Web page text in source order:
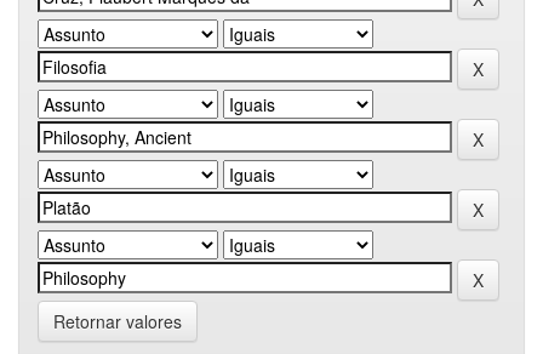
Retornar valores